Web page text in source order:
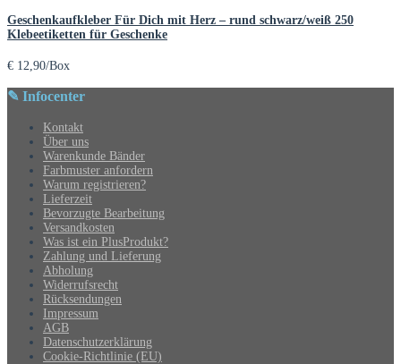
Geschenkaufkleber Für Dich mit Herz – rund schwarz/weiß 250
Klebeetiketten für Geschenke
€ 12,90/Box
✎ Infocenter
Kontakt
Über uns
Warenkunde Bänder
Farbmuster anfordern
Warum registrieren?
Lieferzeit
Bevorzugte Bearbeitung
Versandkosten
Was ist ein PlusProdukt?
Zahlung und Lieferung
Abholung
Widerrufsrecht
Rücksendungen
Impressum
AGB
Datenschutzerklärung
Cookie-Richtlinie (EU)